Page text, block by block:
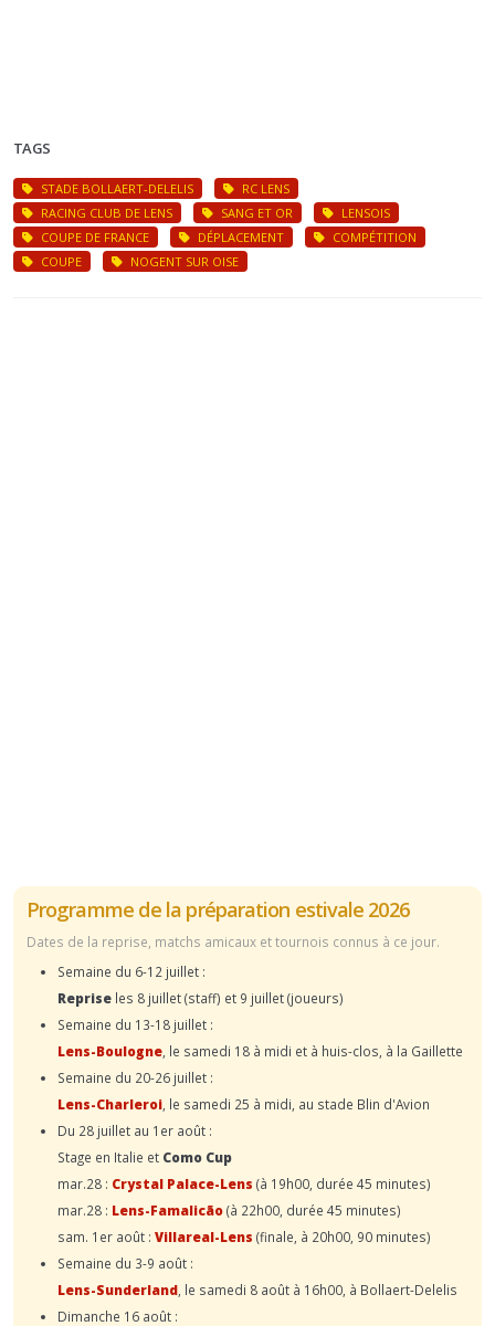
TAGS
STADE BOLLAERT-DELELIS
RC LENS
RACING CLUB DE LENS
SANG ET OR
LENSOIS
COUPE DE FRANCE
DÉPLACEMENT
COMPÉTITION
COUPE
NOGENT SUR OISE
Programme de la préparation estivale 2026
Dates de la reprise, matchs amicaux et tournois connus à ce jour.
Semaine du 6-12 juillet :
Reprise les 8 juillet (staff) et 9 juillet (joueurs)
Semaine du 13-18 juillet :
Lens-Boulogne , le samedi 18 à midi et à huis-clos, à la Gaillette
Semaine du 20-26 juillet :
Lens-Charleroi , le samedi 25 à midi, au stade Blin d'Avion
Du 28 juillet au 1er août :
Stage en Italie et Como Cup
mar.28 : Crystal Palace-Lens (à 19h00, durée 45 minutes)
mar.28 : Lens-Famalicão(à 22h00, durée 45 minutes)
sam. 1er août : Villareal-Lens (finale, à 20h00, 90 minutes)
Semaine du 3-9 août :
Lens-Sunderland , le samedi 8 août à 16h00, à Bollaert-Delelis
Dimanche 16 août :